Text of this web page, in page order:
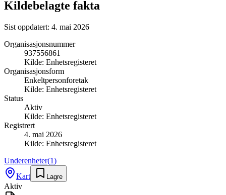
Kildebelagte fakta
Sist oppdatert: 4. mai 2026
Organisasjonsnummer
937556861
Kilde: Enhetsregisteret
Organisasjonsform
Enkeltpersonforetak
Kilde: Enhetsregisteret
Status
Aktiv
Kilde: Enhetsregisteret
Registrert
4. mai 2026
Kilde: Enhetsregisteret
Underenheter(1)
Kart
Lagre
Aktiv